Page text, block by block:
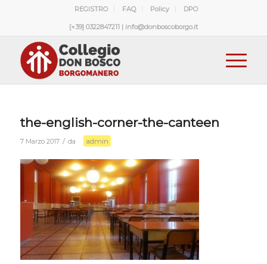
REGISTRO FAQ Policy DPO
[+39] 0322847211 | info@donboscoborgo.it
the-english-corner-the-canteen
7 Marzo 2017 / da admin